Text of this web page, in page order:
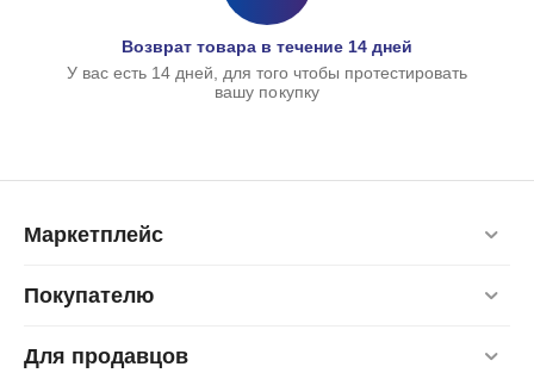
Возврат товара в течение 14 дней
У вас есть 14 дней, для того чтобы протестировать
вашу покупку
Маркетплейс
Покупателю
Для продавцов